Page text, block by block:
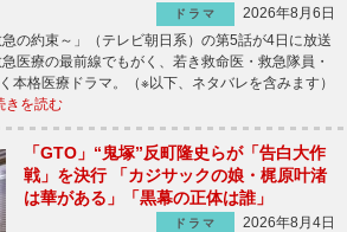
ドラマ
2026年8月6日
の約束～」（テレビ朝日系）の第5話が4日に放送
療の最前線でもがく、若き救命医・救急隊員・
本格医療ドラマ。（※以下、ネタバレを含みます）
きを読む
「GTO」“鬼塚”反町隆史らが「告白大作
戦」を決行 「カジサックの娘・梶原叶渚
は華がある」「黒幕の正体は誰」
ドラマ
2026年8月4日